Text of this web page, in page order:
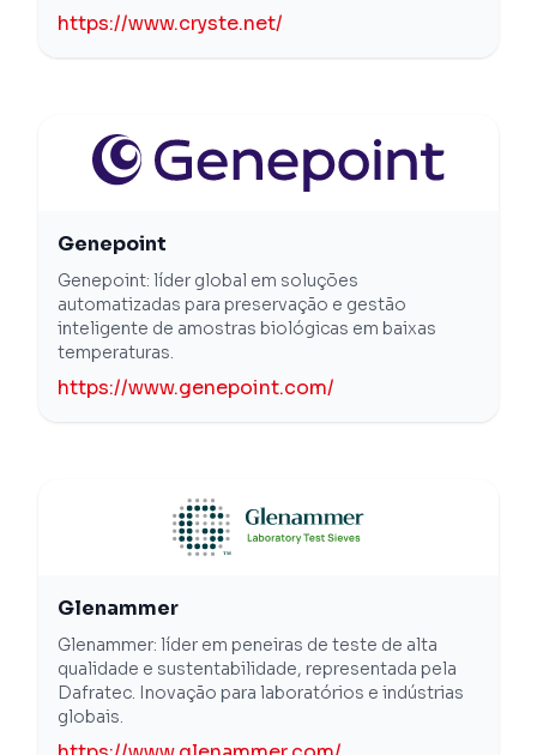
https://www.cryste.net/
Genepoint
Genepoint: líder global em soluções
automatizadas para preservação e gestão
inteligente de amostras biológicas em baixas
temperaturas.
https://www.genepoint.com/
Glenammer
Glenammer: líder em peneiras de teste de alta
qualidade e sustentabilidade, representada pela
Dafratec. Inovação para laboratórios e indústrias
globais.